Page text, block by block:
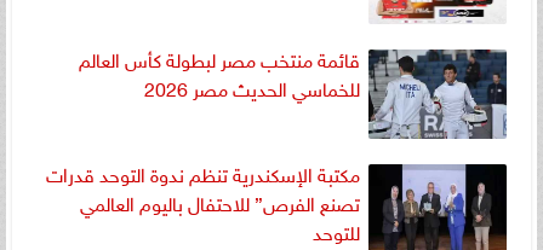
قائمة منتخب مصر لبطولة كأس العالم
للخماسي الحديث مصر 2026
مكتبة الإسكندرية تنظم ندوة التوحد قدرات
تصنع الفرص” للاحتفال باليوم العالمي
للتوحد